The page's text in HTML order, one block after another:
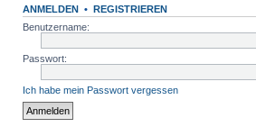
ANMELDEN • REGISTRIEREN
Benutzername:
Passwort:
Ich habe mein Passwort vergessen